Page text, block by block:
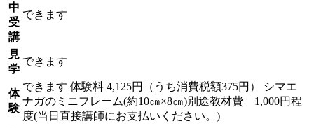
中
受
講
できます
見
学
できます
体
験
できます 体験料 4,125円（うち消費税額375円）
シマエ
ナガのミニフレーム(約10㎝×8㎝)別途教材費 1,000円程
度(当日直接講師にお支払いください。)